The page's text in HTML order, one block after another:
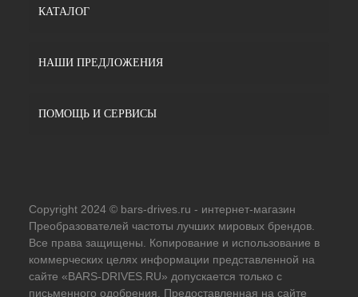
КАТАЛОГ
НАШИ ПРЕДЛОЖЕНИЯ
ПОМОЩЬ И СЕРВИСЫ
Copyright 2024 © bars-drives.ru - интернет-магазин
Преобразователей частоты лучших мировых брендов.
Все права защищены. Копирование и использование в
коммерческих целях информации представленной на
сайте «BARS-DRIVES.RU» допускается только с
письменного одобрения. Предоставленная на сайте